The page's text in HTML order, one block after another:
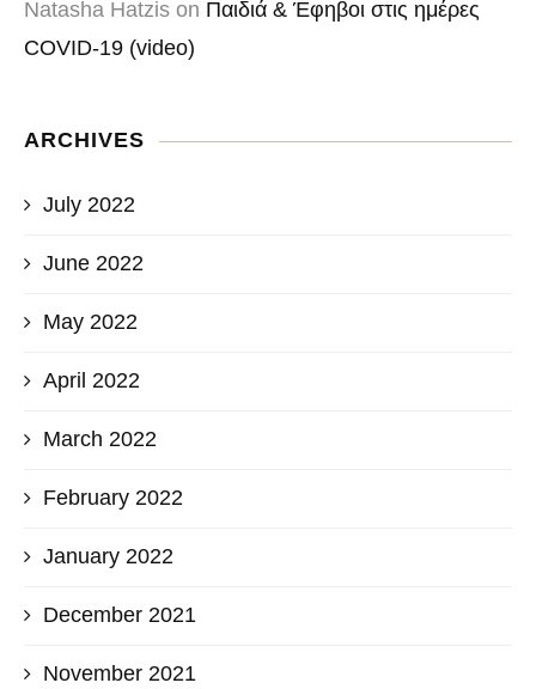
Natasha Hatzis on Παιδιά & Έφηβοι στις ημέρες
COVID-19 (video)
ARCHIVES
July 2022
June 2022
May 2022
April 2022
March 2022
February 2022
January 2022
December 2021
November 2021